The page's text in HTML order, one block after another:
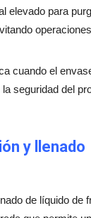
elevado para
cuando el
seguridad del
y llenado
de líquido de